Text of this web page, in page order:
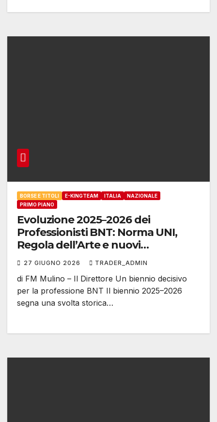
BORSE E TITOLI E-KINGTEAM ITALIA
NAZIONALE
PRIMO PIANO
Evoluzione 2025–2026 dei
Professionisti BNT: Norma UNI,
Regola dell’Arte e nuovi
orientamenti della Giustizia
27 GIUGNO 2026 TRADER_ADMIN
di FM Mulino – Il Direttore Un biennio decisivo
per la professione BNT Il biennio 2025–2026
segna una svolta storica…